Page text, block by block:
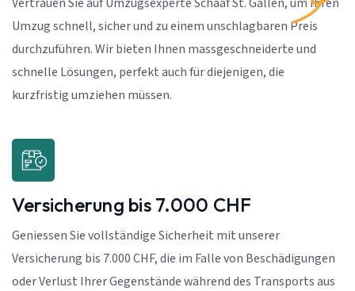
Vertrauen Sie auf Umzugsexperte Schaaf St. Gallen, um Ihren
Umzug schnell, sicher und zu einem unschlagbaren Preis
durchzuführen. Wir bieten Ihnen massgeschneiderte und
schnelle Lösungen, perfekt auch für diejenigen, die
kurzfristig umziehen müssen.
Versicherung bis 7.000 CHF
Geniessen Sie vollständige Sicherheit mit unserer
Versicherung bis 7.000 CHF, die im Falle von Beschädigungen
oder Verlust Ihrer Gegenstände während des Transports aus